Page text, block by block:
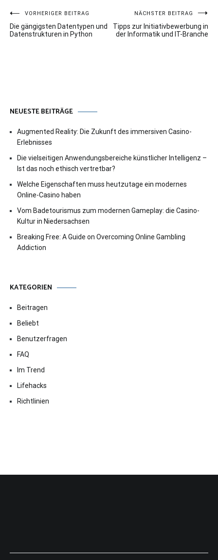
Beitragsnavigation
VORHERIGER BEITRAG
Die gängigsten Datentypen und
Datenstrukturen in Python
NÄCHSTER BEITRAG
Tipps zur Initiativbewerbung in
der Informatik und IT-Branche
NEUESTE BEITRÄGE
Augmented Reality: Die Zukunft des immersiven Casino-
Erlebnisses
Die vielseitigen Anwendungsbereiche künstlicher Intelligenz –
Ist das noch ethisch vertretbar?
Welche Eigenschaften muss heutzutage ein modernes
Online-Casino haben
Vom Badetourismus zum modernen Gameplay: die Casino-
Kultur in Niedersachsen
Breaking Free: A Guide on Overcoming Online Gambling
Addiction
KATEGORIEN
Beitragen
Beliebt
Benutzerfragen
FAQ
Im Trend
Lifehacks
Richtlinien